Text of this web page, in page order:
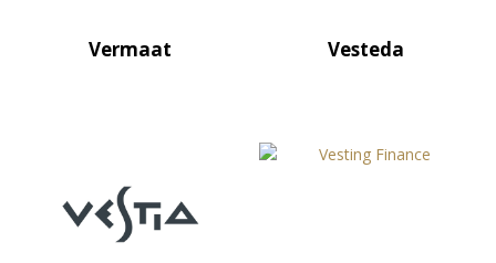
Vermaat Vesteda